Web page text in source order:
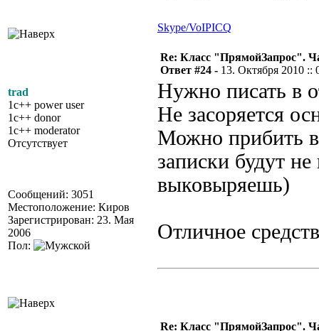
Skype/VoIPICQ
trad
1c++ power user
1c++ donor
1c++ moderator
Отсутствует
Сообщений: 3051
Местоположение: Киров
Зарегистрирован: 23. Мая
2006
Пол:
Re: Класс "ПрямойЗапрос".
Ответ #24 - 13. Октября 2010 ::
Нужно писать в
Не засоряется
Можно прибить
записки будут
выковыряешь)
Отличное
Re: Класс "ПрямойЗапрос".